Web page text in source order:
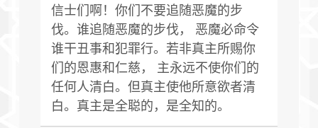
信士们啊！你们不要追随恶魔的步
伐。谁追随恶魔的步伐， 恶魔必命令
谁干丑事和犯罪行。若非真主所赐你
们的恩惠和仁慈， 主永远不使你们的
任何人清白。但真主使他所意欲者清
白。真主是全聪的，是全知的。